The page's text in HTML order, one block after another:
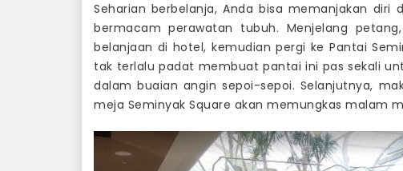
Seharian berbelanja, Anda bisa memanjakan
bermacam perawatan tubuh. Menjelang
belanjaan di hotel, kemudian pergi ke Pantai
tak terlalu padat membuat pantai ini pas sekali
dalam buaian angin sepoi-sepoi. Selanjutnya,
meja Seminyak Square akan memungkas malam